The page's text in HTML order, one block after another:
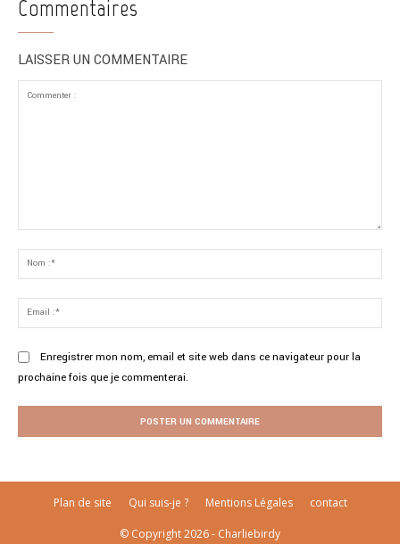
Commentaires
LAISSER UN COMMENTAIRE
:*
:*
Enregistrer mon nom, email et site web dans ce navigateur pour la
prochaine fois que je commenterai.
Plan de site Qui suis-je ? Mentions Légales contact
© Copyright 2026 - Charliebirdy